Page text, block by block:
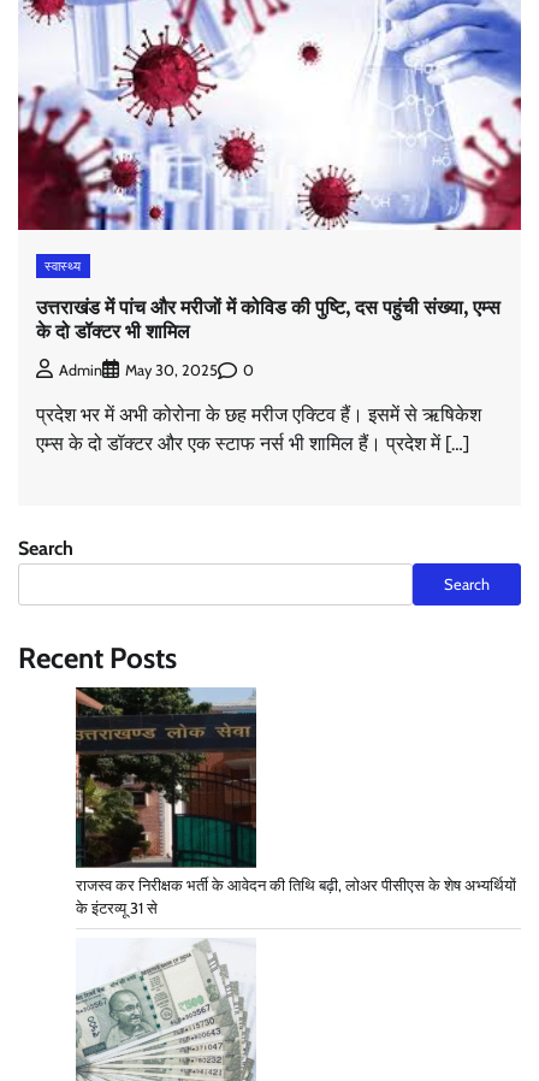
स्वास्थ्य
उत्तराखंड में पांच और मरीजों में कोविड की पुष्टि, दस पहुंची संख्या, एम्स
के दो डॉक्टर भी शामिल
Admin May 30, 2025 0
प्रदेश भर में अभी कोरोना के छह मरीज एक्टिव हैं। इसमें से ऋषिकेश
एम्स के दो डॉक्टर और एक स्टाफ नर्स भी शामिल हैं। प्रदेश में […]
Search
Search
Recent Posts
राजस्व कर निरीक्षक भर्ती के आवेदन की तिथि बढ़ी, लोअर पीसीएस के शेष अभ्यर्थियों
के इंटरव्यू 31 से